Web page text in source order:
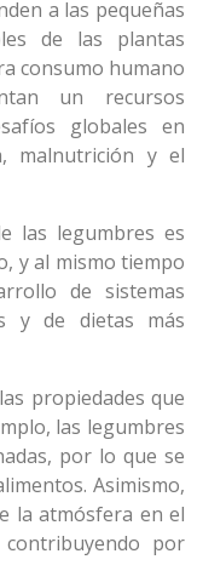
a las pequeñas
de las plantas
consumo humano
un recursos
globales en
malnutrición y el
las legumbres es
y al mismo tiempo
de sistemas
y de dietas más
propiedades que
las legumbres
por lo que se
Asimismo,
la atmósfera en el
por